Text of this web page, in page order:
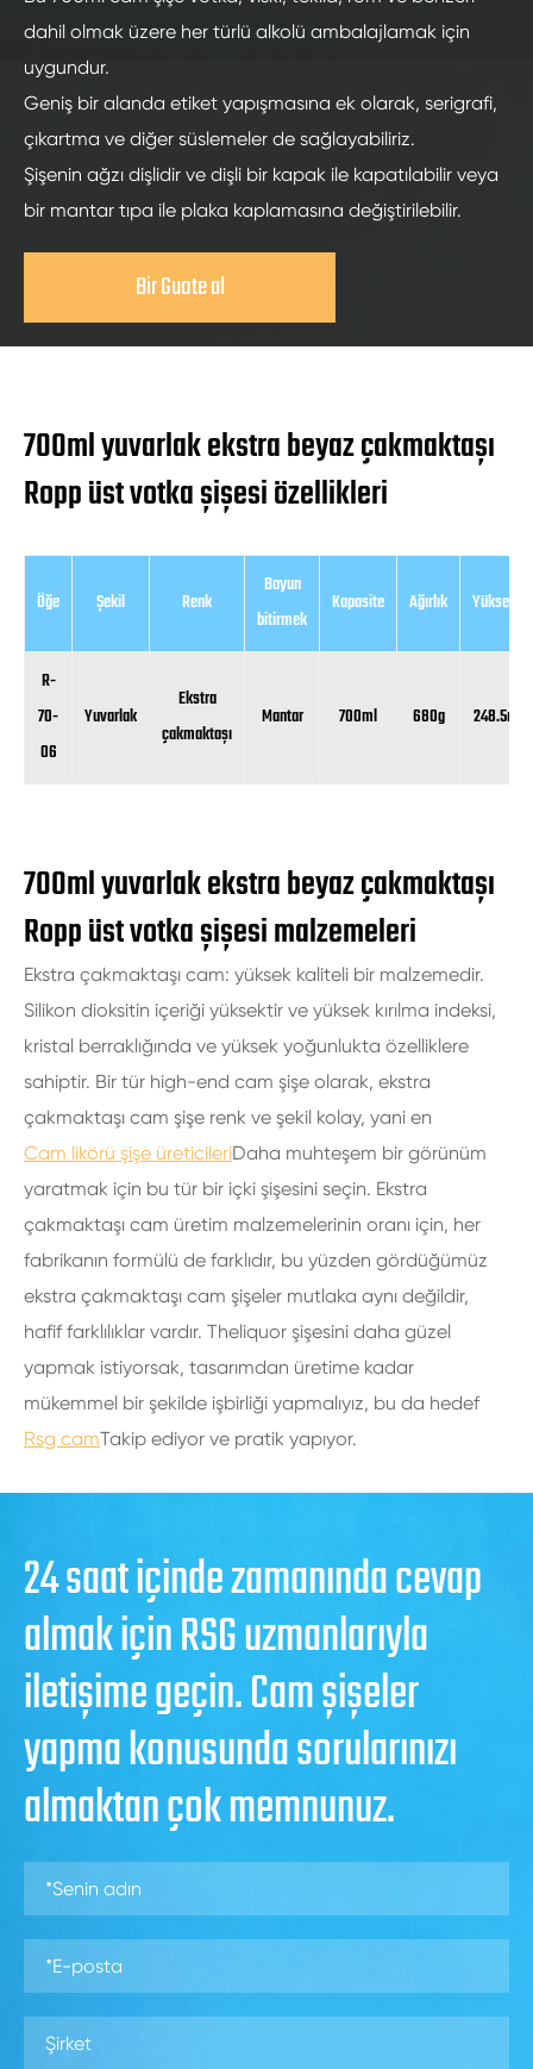
dahil olmak üzere her türlü alkolü ambalajlamak için
uygundur.
Geniş bir alanda etiket yapışmasına ek olarak, serigrafi,
çıkartma ve diğer süslemeler de sağlayabiliriz.
Şişenin ağzı dişlidir ve dişli bir kapak ile kapatılabilir veya
bir mantar tıpa ile plaka kaplamasına değiştirilebilir.
Bir Guote al
700ml yuvarlak ekstra beyaz çakmaktaşı
Ropp üst votka şişesi özellikleri
Öğe Şekil Renk
Boyun
bitirmek
Kapasite Ağırlık Yükseklik
R-
70-
06
Yuvarlak
Ekstra
çakmaktaşı
Mantar 700ml 680g 248.5mm
700ml yuvarlak ekstra beyaz çakmaktaşı
Ropp üst votka şişesi malzemeleri
Ekstra çakmaktaşı cam: yüksek kaliteli bir malzemedir.
Silikon dioksitin içeriği yüksektir ve yüksek kırılma indeksi,
kristal berraklığında ve yüksek yoğunlukta özelliklere
sahiptir. Bir tür high-end cam şişe olarak, ekstra
çakmaktaşı cam şişe renk ve şekil kolay, yani en
Cam likörü şişe üreticileriDaha muhteşem bir görünüm
yaratmak için bu tür bir içki şişesini seçin. Ekstra
çakmaktaşı cam üretim malzemelerinin oranı için, her
fabrikanın formülü de farklıdır, bu yüzden gördüğümüz
ekstra çakmaktaşı cam şişeler mutlaka aynı değildir,
hafif farklılıklar vardır. Theliquor şişesini daha güzel
yapmak istiyorsak, tasarımdan üretime kadar
mükemmel bir şekilde işbirliği yapmalıyız, bu da hedef
Rsg camTakip ediyor ve pratik yapıyor.
24 saat içinde zamanında cevap
almak için RSG uzmanlarıyla
iletişime geçin. Cam şişeler
yapma konusunda sorularınızı
almaktan çok memnunuz.